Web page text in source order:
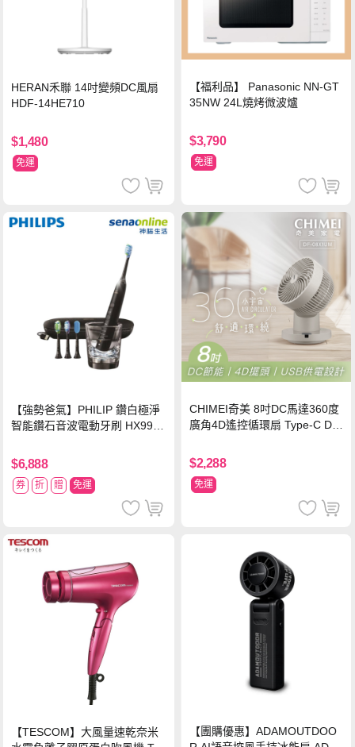
HERAN禾聯 14吋變頻DC風扇
HDF-14HE710
$1,480
免運
【福利品】 Panasonic NN-GT
35NW 24L燒烤微波爐
$3,790
免運
【強勢爸氣】PHILIP 鑽白極淨
智能鑽石音波電動牙刷 HX9924
$6,888
券 折 贈 免運
CHIMEI奇美 8吋DC馬達360度
廣角4D遙控循環扇 Type-C DF-
$2,288
免運
【TESCOM】大風量速乾奈米
【團購優惠】ADAMOUTDOO